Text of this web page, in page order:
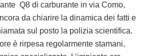
Q8 di carburante in via Como,
da chiarire la dinamica dei fatti e
sul posto la polizia scientifica.
è rirpesa regolarmente stamani,